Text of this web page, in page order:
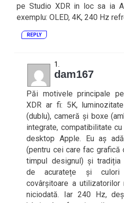
pe Studio XDR in loc sa ia
exemplu: OLED, 4K, 240 Hz
REPLY
dam167
Păi motivele principale
XDR ar fi: 5K,
(dublu), cameră și boxe
integrate, compatibilitate
desktop Apple. Eu aș
(pentru cei care fac
timpul designul) și tradiția
de acuratețe și culori
covârșitoare a utilizatorilor
niciodată. Iar 240 Hz,